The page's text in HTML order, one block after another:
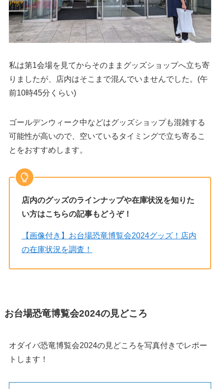
私は第1会場を見てからそのままグッズショップへ立ち寄
りましたが、店内はそこまで混んでいませんでした。(午
前10時45分くらい)
ゴールデンウィーク中などはグッズショップも混雑する
可能性が高いので、空いているタイミングで立ち寄るこ
とをおすすめします。
店内のグッズのラインナップや在庫状況を知りた
い方はこちらの記事もどうぞ！
【画像付き】お台場恐竜博覧会2024グッズ！店内
の在庫状況を調査！
お台場恐竜博覧会2024の見どころ
オダイバ恐竜博覧会2024の見どころを写真付きでレポー
トします！